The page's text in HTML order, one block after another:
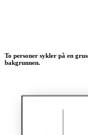
To personer sykler på en
bakgrunnen.